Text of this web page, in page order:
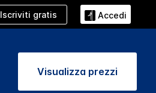
Iscriviti gratis Accedi
Visualizza prezzi